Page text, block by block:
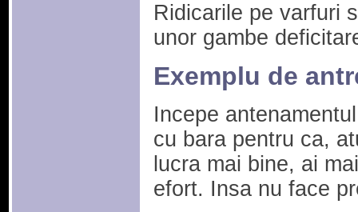
Ridicarile pe varfuri
unor gambe
Exemplu de
Incepe
cu bara pentru ca,
lucra mai bine, ai
efort. Insa nu face